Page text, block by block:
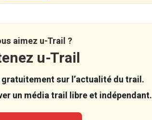
aimez u-Trail ?
u-Trail
sur l’actualité du trail.
un média trail libre et indépendant.